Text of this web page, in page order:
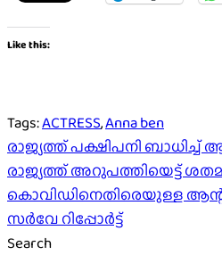
Like this:
Tags:ACTRESS,Anna ben
Post
navigation
രാജ്യത്ത്​ പക്ഷിപനി ബാധിച്ച്‌​
രാജ്യത്ത് അറുപത്തിയെട്ട്
കൊവിഡിനെതിരെയുള്ള
സർവേ റിപ്പോർട്ട്
Search